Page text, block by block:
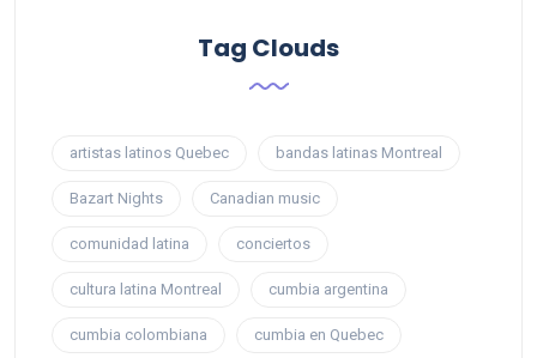
Tag Clouds
artistas latinos Quebec bandas latinas Montreal
Bazart Nights Canadian music
comunidad latina conciertos
cultura latina Montreal cumbia argentina
cumbia colombiana cumbia en Quebec